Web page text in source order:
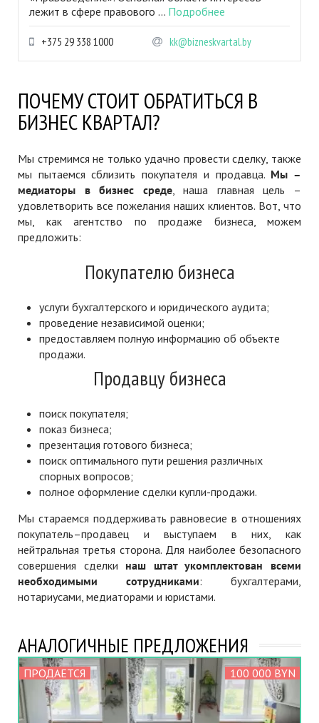
лежит в сфере правового ... Подробнее
+375 29 338 1000 kk@bizneskvartal.by
ПОЧЕМУ СТОИТ ОБРАТИТЬСЯ В
БИЗНЕС КВАРТАЛ?
Мы стремимся не только удачно провести сделку, также
мы пытаемся сблизить покупателя и продавца. Мы –
медиаторы в бизнес среде, наша главная цель –
удовлетворить все пожелания наших клиентов. Вот, что
мы, как агентство по продаже бизнеса, можем
предложить:
Покупателю бизнеса
услуги бухгалтерского и юридического аудита;
проведение независимой оценки;
предоставляем полную информацию об объекте
продажи.
Продавцу бизнеса
поиск покупателя;
показ бизнеса;
презентация готового бизнеса;
поиск оптимального пути решения различных
спорных вопросов;
полное оформление сделки купли-продажи.
Мы стараемся поддерживать равновесие в отношениях
покупатель–продавец и выступаем в них, как
нейтральная третья сторона. Для наиболее безопасного
совершения сделки наш штат укомплектован всеми
необходимыми сотрудниками: бухгалтерами,
нотариусами, медиаторами и юристами.
АНАЛОГИЧНЫЕ ПРЕДЛОЖЕНИЯ
ПРОДАЕТСЯ 100 000 BYN